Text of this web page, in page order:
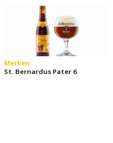
Merken
St. Bernardus Pater 6